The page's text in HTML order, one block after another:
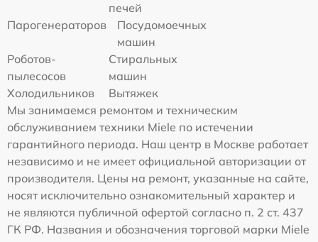
печей
Парогенераторов
Посудомоечных
машин
Роботов-
пылесосов
Стиральных
машин
Холодильников
Вытяжек
Мы занимаемся ремонтом и техническим
обслуживанием техники Miele по истечении
гарантийного периода. Наш центр в Москве работает
независимо и не имеет официальной авторизации от
производителя. Цены на ремонт, указанные на сайте,
носят исключительно ознакомительный характер и
не являются публичной офертой согласно п. 2 ст. 437
ГК РФ. Названия и обозначения торговой марки Miele